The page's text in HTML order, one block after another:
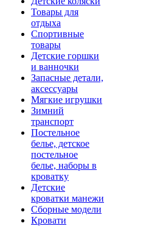
Товары для
отдыха
Спортивные
товары
Детские горшки
и ванночки
Запасные детали,
аксессуары
Мягкие игрушки
Зимний
транспорт
Постельное
белье, детское
постельное
белье, наборы в
кроватку
Детские
кроватки манежи
Сборные модели
Кровати